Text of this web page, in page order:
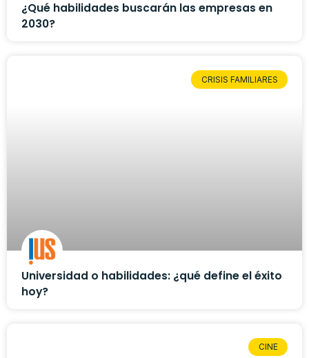
¿Qué habilidades buscarán las empresas en
2030?
CRISIS FAMILIARES
Universidad o habilidades: ¿qué define el éxito
hoy?
CINE